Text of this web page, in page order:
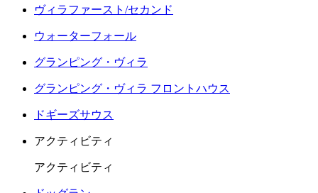
ヴィラファースト/セカンド
ウォーターフォール
グランピング・ヴィラ
グランピング・ヴィラ フロントハウス
ドギーズサウス
アクティビティ
アクティビティ